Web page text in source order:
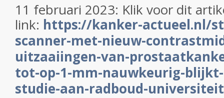
11 februari 2023: Klik voor dit
link: https://kanker-actueel.nl/
scanner-met-nieuw-
uitzaaiingen-van-
tot-op-1-mm-nauwkeurig-
studie-aan-radboud-